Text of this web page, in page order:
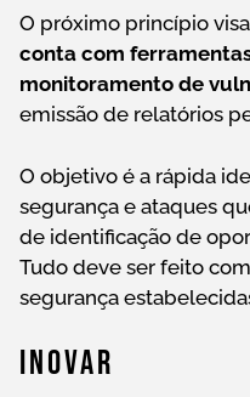
O próximo princípio visa
conta com
monitoramento de
emissão de relatórios
O objetivo é a rápida
segurança e ataques
de identificação de
Tudo deve ser feito
segurança
Inovar